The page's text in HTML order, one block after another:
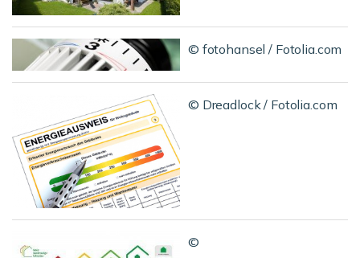
© fotohansel / Fotolia.com
© Dreadlock / Fotolia.com
©